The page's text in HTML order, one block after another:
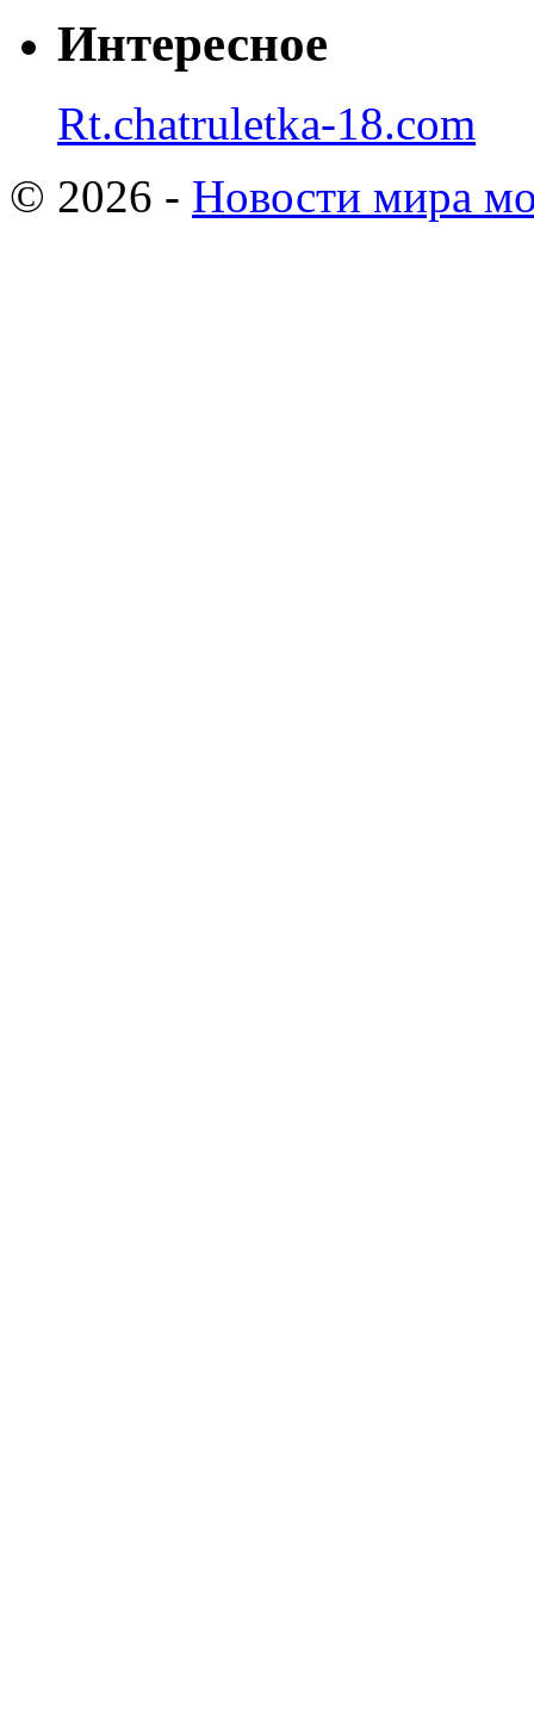
Интересное
Rt.chatruletka-18.com
© 2026 - Новости мира